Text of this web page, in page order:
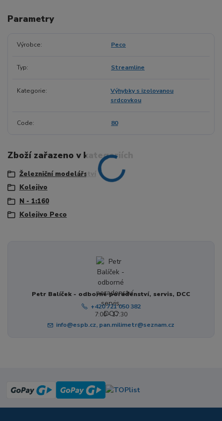
Parametry
Výrobce Peco
Typ Streamline
Kategorie
Výhybky s izolovanou
srdcovkou
Code 80
Zboží zařazeno v kategoriích
Železniční modelářství
Kolejivo
N - 1:160
Kolejivo Peco
Petr Balíček - odborné poradenství, servis, DCC
+420 721 050 382
7:00 - 17:30
info@espb.cz, pan.milimetr@seznam.cz